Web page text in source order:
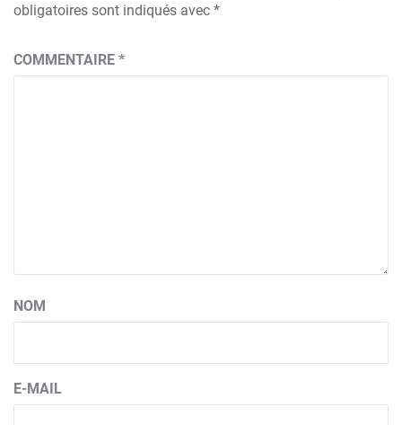
obligatoires sont indiqués avec *
COMMENTAIRE *
NOM
E-MAIL